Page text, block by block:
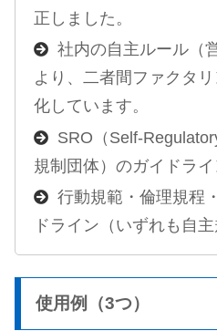
正しました。
社内の自主ルール（
より、二者間ファクタ
化しています。
SRO（Self-
規制団体）のガイドラ
行動規範・倫理規程
ドライン（いずれも自主
使用例（3つ）